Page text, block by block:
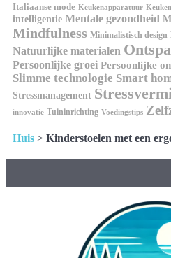
Italiaanse mode Keukenapparatuur
intelligentie Mentale gezondheid
Mindfulness Minimalistisch design
Natuurlijke materialen
Persoonlijke groei Persoonlijke
Slimme technologie Smart
Stressmanagement
innovatie Tuininrichting Voedingstips
Huis > Kinderstoelen met een